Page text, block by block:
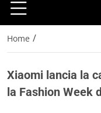
Home /
Xiaomi lancia la
la Fashion Week